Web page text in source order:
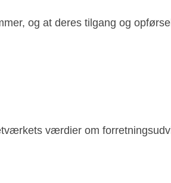
og at deres tilgang og
værdier om